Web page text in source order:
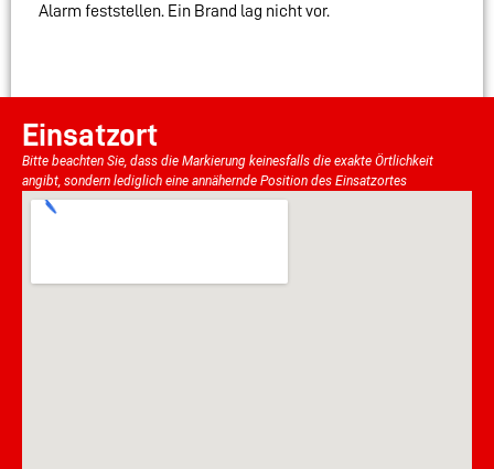
Alarm feststellen. Ein Brand lag nicht vor.
Einsatzort
Bitte beachten Sie, dass die Markierung keinesfalls die exakte Örtlichkeit
angibt, sondern lediglich eine annähernde Position des Einsatzortes